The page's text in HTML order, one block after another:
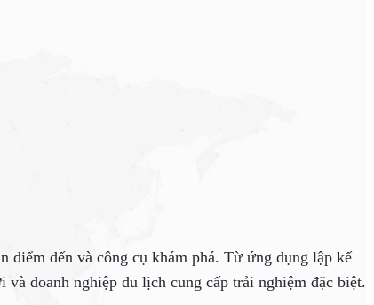
đến và công cụ khám phá. Từ ứng dụng lập kế
và doanh nghiệp du lịch cung cấp trải nghiệm đặc biệt.